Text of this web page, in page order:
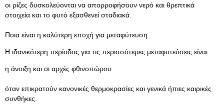
οι ρίζες δυσκολεύονται να απορροφήσουν νερό και θρεπτικά
στοιχεία και το φυτό εξασθενεί σταδιακά.
Ποια είναι η καλύτερη εποχή για μεταφύτευση
Η ιδανικότερη περίοδος για τις περισσότερες μεταφυτεύσεις είναι:
η άνοιξη και οι αρχές φθινοπώρου
όταν επικρατούν κανονικές θερμοκρασίες και γενικά ήπιες καιρικές
συνθήκες.